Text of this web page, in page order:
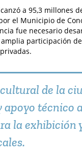
a 95,3 millones
el Municipio de
fue necesario
participación
de la
apoyo técnico
la exhibición